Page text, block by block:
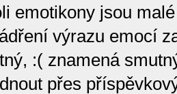
emotikony jsou
výrazu emocí
:( znamená
přes